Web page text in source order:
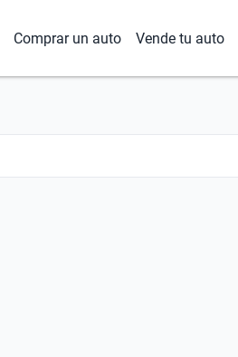
Comprar un auto Vende tu auto